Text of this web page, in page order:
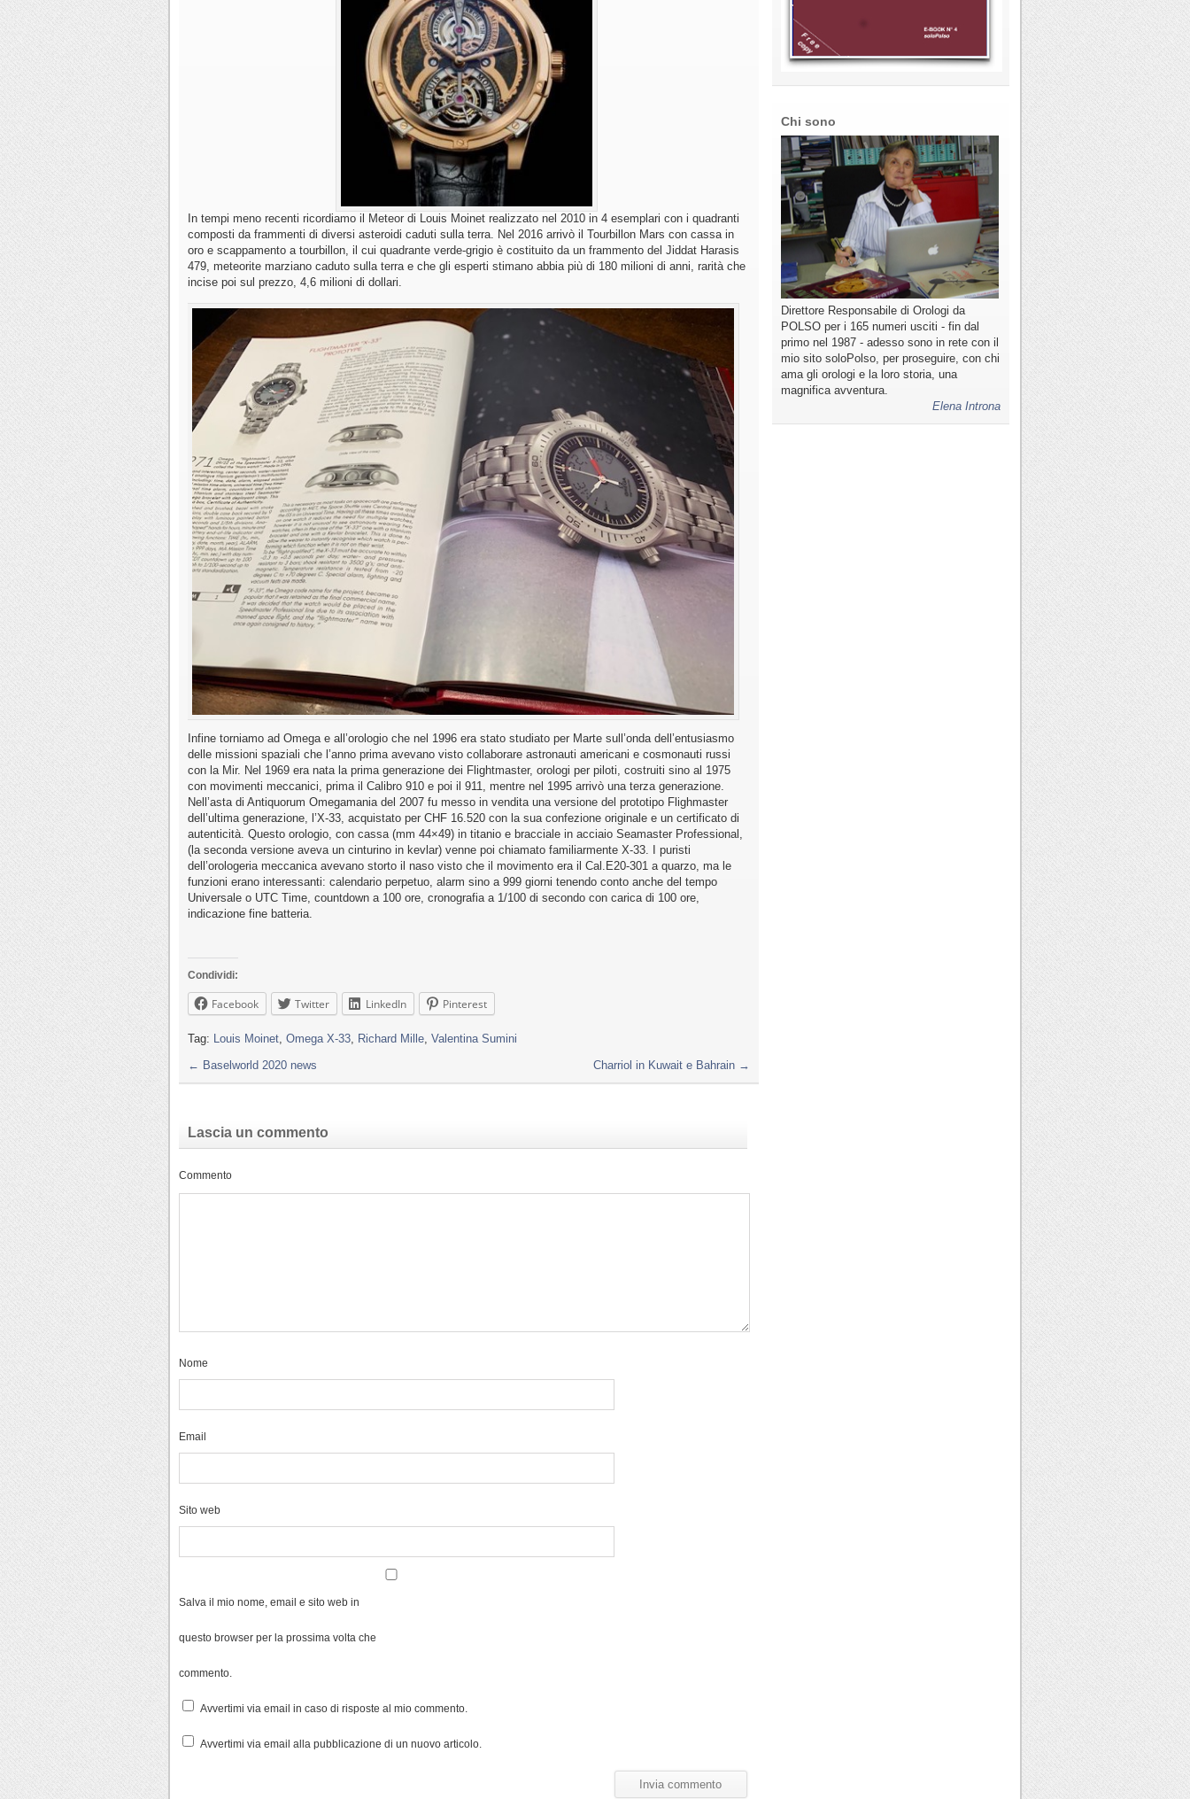
In tempi meno recenti ricordiamo il Meteor di Louis Moinet realizzato nel 2010 in 4 esemplari con i quadranti
composti da frammenti di diversi asteroidi caduti sulla terra. Nel 2016 arrivò il Tourbillon Mars con cassa in
oro e scappamento a tourbillon, il cui quadrante verde-grigio è costituito da un frammento del Jiddat Harasis
479, meteorite marziano caduto sulla terra e che gli esperti stimano abbia più di 180 milioni di anni, rarità che
incise poi sul prezzo, 4,6 milioni di dollari.
Infine torniamo ad Omega e all’orologio che nel 1996 era stato studiato per Marte sull’onda dell’entusiasmo
delle missioni spaziali che l’anno prima avevano visto collaborare astronauti americani e cosmonauti russi
con la Mir. Nel 1969 era nata la prima generazione dei Flightmaster, orologi per piloti, costruiti sino al 1975
con movimenti meccanici, prima il Calibro 910 e poi il 911, mentre nel 1995 arrivò una terza generazione.
Nell’asta di Antiquorum Omegamania del 2007 fu messo in vendita una versione del prototipo Flighmaster
dell’ultima generazione, l’X-33, acquistato per CHF 16.520 con la sua confezione originale e un certificato di
autenticità. Questo orologio, con cassa (mm 44×49) in titanio e bracciale in acciaio Seamaster Professional,
(la seconda versione aveva un cinturino in kevlar) venne poi chiamato familiarmente X-33. I puristi
dell’orologeria meccanica avevano storto il naso visto che il movimento era il Cal.E20-301 a quarzo, ma le
funzioni erano interessanti: calendario perpetuo, alarm sino a 999 giorni tenendo conto anche del tempo
Universale o UTC Time, countdown a 100 ore, cronografia a 1/100 di secondo con carica di 100 ore,
indicazione fine batteria.
Condividi:
Facebook Twitter LinkedIn Pinterest
Tag: Louis Moinet Omega X-33 Richard Mille Valentina Sumini
← Baselworld 2020 news Charriol in Kuwait e Bahrain →
Lascia un commento
Commento
Nome
Email
Sito web
Salva il mio nome, email e sito web in
questo browser per la prossima volta che
commento.
Avvertimi via email in caso di risposte al mio commento.
Avvertimi via email alla pubblicazione di un nuovo articolo.
Chi sono
Direttore Responsabile di Orologi da
POLSO per i 165 numeri usciti - fin dal
primo nel 1987 - adesso sono in rete con il
mio sito soloPolso, per proseguire, con chi
ama gli orologi e la loro storia, una
magnifica avventura.
Elena Introna